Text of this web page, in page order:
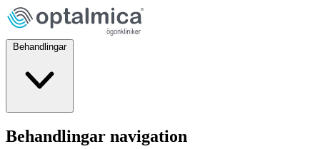
Behandlingar
Behandlingar navigation